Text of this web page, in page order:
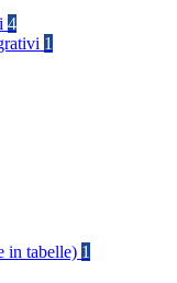
4
1
in tabelle) 1